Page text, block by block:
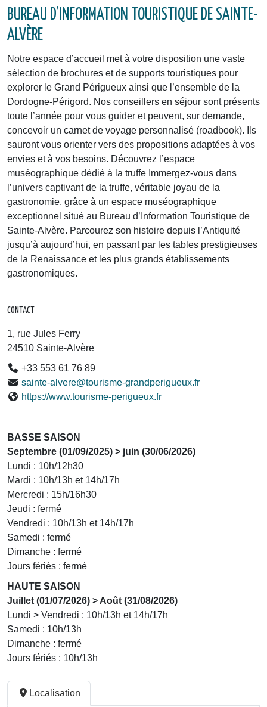
BUREAU D’INFORMATION TOURISTIQUE DE SAINTE-
ALVÈRE
Notre espace d’accueil met à votre disposition une vaste
sélection de brochures et de supports touristiques pour
explorer le Grand Périgueux ainsi que l’ensemble de la
Dordogne-Périgord. Nos conseillers en séjour sont présents
toute l’année pour vous guider et peuvent, sur demande,
concevoir un carnet de voyage personnalisé (roadbook). Ils
sauront vous orienter vers des propositions adaptées à vos
envies et à vos besoins. Découvrez l’espace
muséographique dédié à la truffe Immergez-vous dans
l’univers captivant de la truffe, véritable joyau de la
gastronomie, grâce à un espace muséographique
exceptionnel situé au Bureau d’Information Touristique de
Sainte-Alvère. Parcourez son histoire depuis l’Antiquité
jusqu’à aujourd’hui, en passant par les tables prestigieuses
de la Renaissance et les plus grands établissements
gastronomiques.
CONTACT
1, rue Jules Ferry
24510 Sainte-Alvère
+33 553 61 76 89
sainte-alvere@tourisme-grandperigueux.fr
https://www.tourisme-perigueux.fr
BASSE SAISON
Septembre (01/09/2025) > juin (30/06/2026)
Lundi : 10h/12h30
Mardi : 10h/13h et 14h/17h
Mercredi : 15h/16h30
Jeudi : fermé
Vendredi : 10h/13h et 14h/17h
Samedi : fermé
Dimanche : fermé
Jours fériés : fermé
HAUTE SAISON
Juillet (01/07/2026) > Août (31/08/2026)
Lundi > Vendredi : 10h/13h et 14h/17h
Samedi : 10h/13h
Dimanche : fermé
Jours fériés : 10h/13h
Localisation